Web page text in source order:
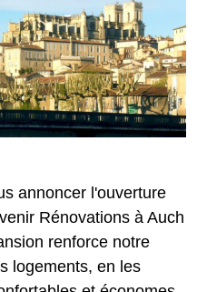
annoncer l'ouverture
Rénovations à Auch
renforce notre
logements, en les